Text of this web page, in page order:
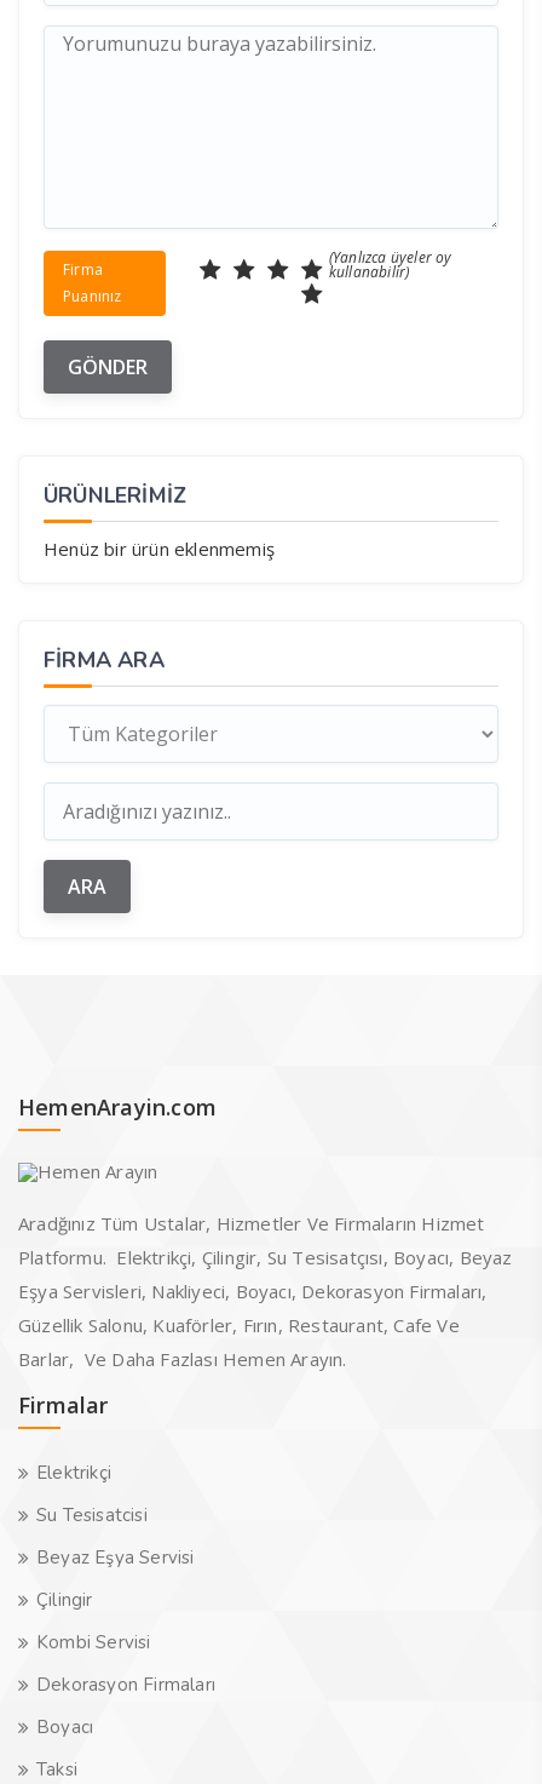
Firma
Puanınız
(Yanlızca üyeler oy
kullanabilir)
ÜRÜNLERİMİZ
Henüz bir ürün eklenmemiş
FIRMA ARA
HemenArayin.com
Aradğınız Tüm Ustalar, Hizmetler Ve Firmaların Hizmet
Platformu. Elektrikçi, Çilingir, Su Tesisatçısı, Boyacı, Beyaz
Eşya Servisleri, Nakliyeci, Boyacı, Dekorasyon Firmaları,
Güzellik Salonu, Kuaförler, Fırın, Restaurant, Cafe Ve
Barlar, Ve Daha Fazlası Hemen Arayın.
Firmalar
Elektrikçi
Su Tesisatcisi
Beyaz Eşya Servisi
Çilingir
Kombi Servisi
Dekorasyon Firmaları
Boyacı
Taksi